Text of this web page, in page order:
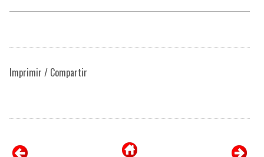
Imprimir / Compartir